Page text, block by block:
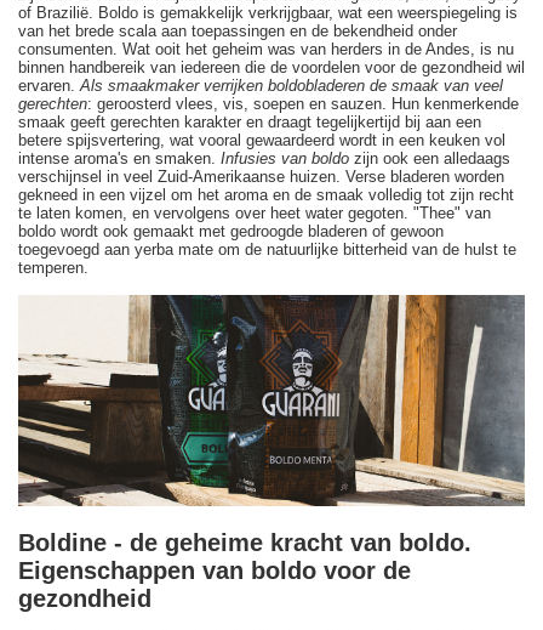
of Brazilië. Boldo is gemakkelijk verkrijgbaar, wat een weerspiegeling is
van het brede scala aan toepassingen en de bekendheid onder
consumenten. Wat ooit het geheim was van herders in de Andes, is nu
binnen handbereik van iedereen die de voordelen voor de gezondheid wil
ervaren.Als smaakmaker verrijken boldobladeren de smaak van veel
gerechten: geroosterd vlees, vis, soepen en sauzen. Hun kenmerkende
smaak geeft gerechten karakter en draagt tegelijkertijd bij aan een
betere spijsvertering, wat vooral gewaardeerd wordt in een keuken vol
intense aroma's en smaken. Infusies van boldo zijn ook een alledaags
verschijnsel in veel Zuid-Amerikaanse huizen. Verse bladeren worden
gekneed in een vijzel om het aroma en de smaak volledig tot zijn recht
te laten komen, en vervolgens over heet water gegoten. "Thee" van
boldo wordt ook gemaakt met gedroogde bladeren of gewoon
toegevoegd aan yerba mate om de natuurlijke bitterheid van de hulst te
temperen.
Boldine - de geheime kracht van boldo.
Eigenschappen van boldo voor de
gezondheid